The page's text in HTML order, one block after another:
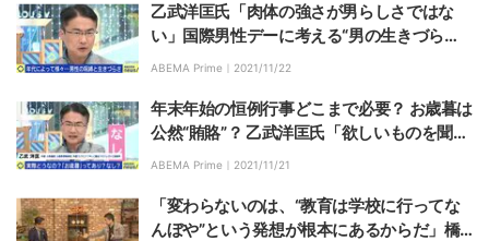
乙武洋匡氏「肉体の強さが男らしさではな
い」国際男性デーに考える“男の生きづらさ”
問題の背景は
ABEMA Prime｜ 2021/11/22
年末年始の恒例行事どこまで必要？ お歳暮は
公然“賄賂”？ 乙武洋匡氏「欲しいものを聞か
ずに贈るのはギャンブル」
ABEMA Prime｜ 2021/11/21
「変わらないのは、“教育は学校に行ってな
んぼや”という発想が根本にあるからだ」橋